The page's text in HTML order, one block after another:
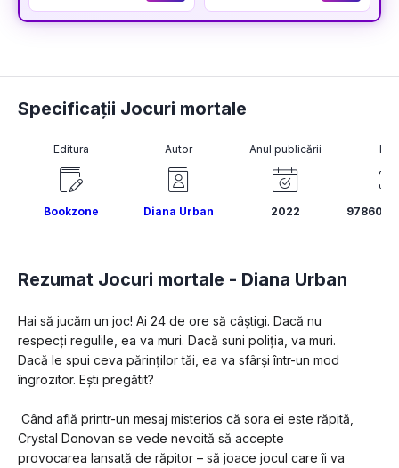
Specificații Jocuri mortale
Editura
Bookzone
Autor
Diana Urban
Anul publicării
2022
Rezumat Jocuri mortale - Diana Urban
Hai să jucăm un joc! Ai 24 de ore să câștigi. Dacă nu
respecți regulile, ea va muri. Dacă suni poliția, va muri.
Dacă le spui ceva părinților tăi, ea va sfârși într-un mod
îngrozitor. Ești pregătit?
Crystal Donovan se vede nevoită să accepte
provocarea lansată de răpitor – să joace jocul care îi va